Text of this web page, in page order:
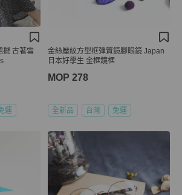
擺 古著雪
運
金絲壓紋方型框彈篢鏡腳眼鏡 Japan
日本好學生 金框鏡框
MOP 278
全新品 台灣 免運